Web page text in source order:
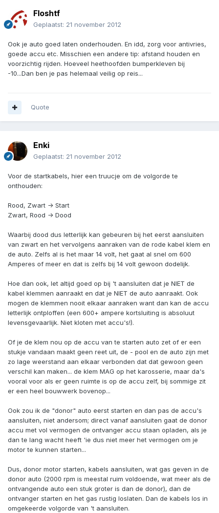
Floshtf
Geplaatst: 21 november 2012
Ook je auto goed laten onderhouden. En idd, zorg voor antivries,
goede accu etc. Misschien een andere tip: afstand houden en
voorzichtig rijden. Hoeveel heethoofden bumperkleven bij
-10...Dan ben je pas helemaal veilig op reis...
Quote
Enki
Geplaatst: 21 november 2012
Voor de startkabels, hier een truucje om de volgorde te
onthouden:
Rood, Zwart -> Start
Zwart, Rood -> Dood
Waarbij dood dus letterlijk kan gebeuren bij het eerst aansluiten
van zwart en het vervolgens aanraken van de rode kabel klem en
de auto. Zelfs al is het maar 14 volt, het gaat al snel om 600
Amperes of meer en dat is zelfs bij 14 volt gewoon dodelijk.
Hoe dan ook, let altijd goed op bij 't aansluiten dat je NIET de
kabel klemmen aanraakt en dat je NIET de auto aanraakt. Ook
mogen de klemmen nooit elkaar aanraken want dan kan de accu
letterlijk ontploffen (een 600+ ampere kortsluiting is absoluut
levensgevaarlijk. Niet kloten met accu's!).
Of je de klem nou op de accu van te starten auto zet of er een
stukje vandaan maakt geen reet uit, de - pool en de auto zijn met
zo lage weerstand aan elkaar verbonden dat dat gewoon geen
verschil kan maken... de klem MAG op het karosserie, maar da's
vooral voor als er geen ruimte is op de accu zelf, bij sommige zit
er een heel bouwwerk bovenop...
Ook zou ik de "donor" auto eerst starten en dan pas de accu's
aansluiten, niet andersom; direct vanaf aansluiten gaat de donor
accu met vol vermogen de ontvanger accu staan opladen, als je
dan te lang wacht heeft 'ie dus niet meer het vermogen om je
motor te kunnen starten...
Dus, donor motor starten, kabels aansluiten, wat gas geven in de
donor auto (2000 rpm is meestal ruim voldoende, wat meer als de
ontvangende auto een stuk groter is dan de donor), dan de
ontvanger starten en het gas rustig loslaten. Dan de kabels los in
omgekeerde volgorde van 't aansluiten.